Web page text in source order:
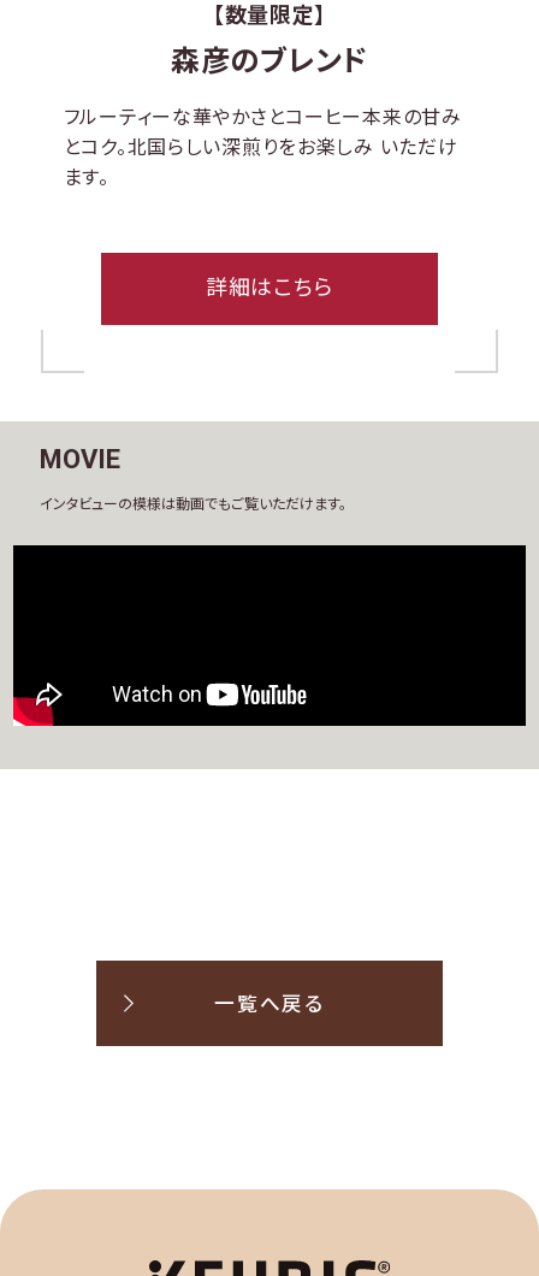
【数量限定】
森彦のブレンド
フルーティーな華やかさとコーヒー本来の甘み
とコク。北国らしい深煎りをお楽しみ いただけ
ます。
詳細はこちら
MOVIE
インタビューの模様は動画でもご覧いただけます。
一覧へ戻る